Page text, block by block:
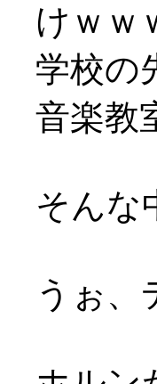
けｗｗ
学校の
音楽教
そんな
うぉ、